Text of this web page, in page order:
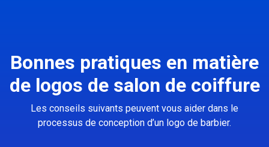
Bonnes pratiques en matière
de logos de salon de coiffure
Les conseils suivants peuvent vous aider dans le
processus de conception d’un logo de barbier.